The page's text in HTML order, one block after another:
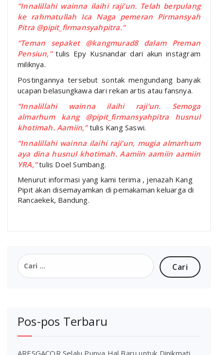
“Innalillahi wainna ilaihi raji’un. Telah berpulang
ke rahmatullah Ica Naga pemeran Pirmansyah
Pitra @pipit_firmansyahpitra.”
“Teman sepaket @kangmurad8 dalam Preman
Pensiun,”tulis Epy Kusnandar dari akun instagram
miliknya.
Postingannya tersebut sontak mengundang banyak
ucapan belasungkawa dari rekan artis atau fansnya.
“Innalillahi wainna ilaihi raji’un. Semoga
almarhum kang @pipit_firmansyahpitra husnul
khotimah. Aamiin,”tulis Kang Saswi.
“Innalillahi wainna ilaihi raji’un, mugia almarhum
aya dina husnul khotimah. Aamiin aamiin aamiin
YRA,”tulis Doel Sumbang.
Menurut informasi yang kami terima , jenazah Kang
Pipit akan disemayamkan di pemakaman keluarga di
Rancaekek, Bandung.
Cari
untuk:
Pos-pos Terbaru
ARESGACOR Selalu Punya Hal Baru untuk Dinikmati